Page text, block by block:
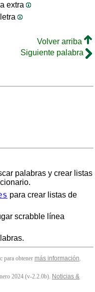
extra
Volver arriba
Siguiente palabra
palabras y crear listas
para crear listas de
scrabble línea
para obtener más información.
2024 (v-2.2.0b). Noticias &